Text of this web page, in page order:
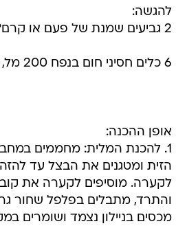
להגשה:
2 גביעים שמנת של פעם או קרם?פרש
6 כלים חסיני חום בנפח 200 מל, משומנים בחמאה
אופן ההכנה:
הזית ומטגנים את הבצל עד
לקערה. מוסיפים לקערה את
והתרד, מתבלים בפלפל שחור
מכסים בניילון נצמד ושומרים